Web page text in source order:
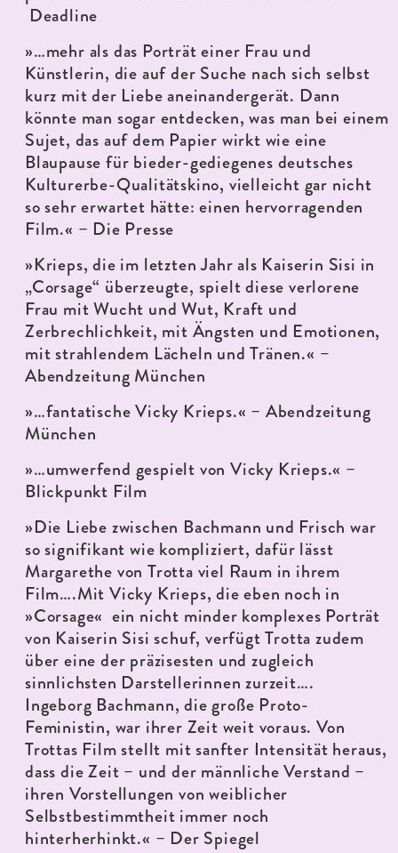
Deadline
»…mehr als das Porträt einer Frau und
Künstlerin, die auf der Suche nach sich selbst
kurz mit der Liebe aneinandergerät. Dann
könnte man sogar entdecken, was man bei einem
Sujet, das auf dem Papier wirkt wie eine
Blaupause für bieder-gediegenes deutsches
Kulturerbe-Qualitätskino, vielleicht gar nicht
so sehr erwartet hätte: einen hervorragenden
Film.« – Die Presse
»Krieps, die im letzten Jahr als Kaiserin Sisi in
„Corsage“ überzeugte, spielt diese verlorene
Frau mit Wucht und Wut, Kraft und
Zerbrechlichkeit, mit Ängsten und Emotionen,
mit strahlendem Lächeln und Tränen.« –
Abendzeitung München
»…fantatische Vicky Krieps.« – Abendzeitung
München
»…umwerfend gespielt von Vicky Krieps.« –
Blickpunkt Film
»Die Liebe zwischen Bachmann und Frisch war
so signifikant wie kompliziert, dafür lässt
Margarethe von Trotta viel Raum in ihrem
Film….Mit Vicky Krieps, die eben noch in
»Corsage« ein nicht minder komplexes Porträt
von Kaiserin Sisi schuf, verfügt Trotta zudem
über eine der präzisesten und zugleich
sinnlichsten Darstellerinnen zurzeit….
Ingeborg Bachmann, die große Proto-
Feministin, war ihrer Zeit weit voraus. Von
Trottas Film stellt mit sanfter Intensität heraus,
dass die Zeit – und der männliche Verstand –
ihren Vorstellungen von weiblicher
Selbstbestimmtheit immer noch
hinterherhinkt.« – Der Spiegel